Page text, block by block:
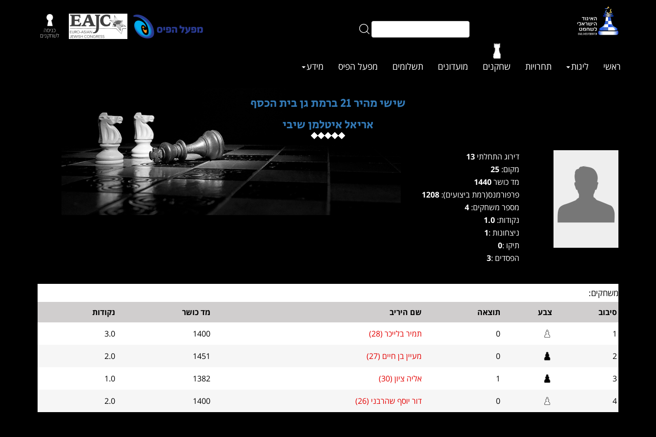
כניסה
לשחקנים
ראשי ליגות תחרויות שחקנים מועדונים תשלומים מפעל הפיס מידע
שישי מהיר 21 ברמת גן בית הכסף
אריאל איטלמן שיבי
דירוג התחלתי 13
מקום: 25
מד כושר1440
פרפורמנס(רמת ביצועים): 1208
מספר משחקים: 4
נקודות:1.0
ניצחונות :1
תיקו :0
הפסדים :3
משחקים:
סיבוב צבע תוצאה שם היריב מד כושר
נקודות
1
0 תמיר בלייכר (28) 1400
3.0
2
0 מעיין בן חיים (27) 1451
2.0
3
1 אליה ציון (30) 1382
1.0
4
0 דור יוסף שהרבני (26) 1400
2.0